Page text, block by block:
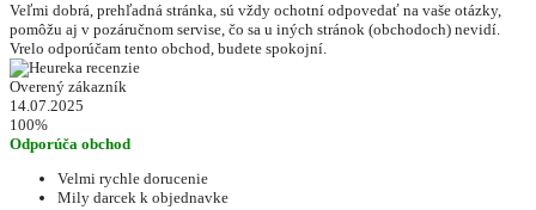
Veľmi dobrá, prehľadná stránka, sú vždy ochotní odpovedať na vaše otázky,
pomôžu aj v pozáručnom servise, čo sa u iných stránok (obchodoch) nevidí.
Vrelo odporúčam tento obchod, budete spokojní.
Overený zákazník
14.07.2025
100%
Odporúča obchod
Velmi rychle dorucenie
Mily darcek k objednavke